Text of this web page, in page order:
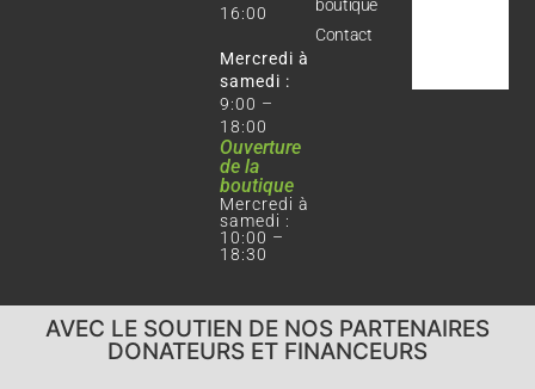
16:00
Mercredi à
samedi :
9:00 –
18:00
Ouverture
de la
boutique
Mercredi à
samedi :
10:00 –
18:30
boutique
Contact
AVEC LE SOUTIEN DE NOS PARTENAIRES
DONATEURS ET FINANCEURS